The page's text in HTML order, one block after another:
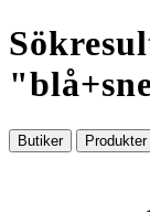
"
Butiker Produkter